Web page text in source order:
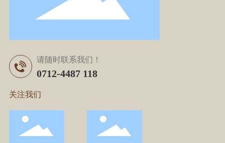
请随时联系我们！
0712-4487 118
关注我们